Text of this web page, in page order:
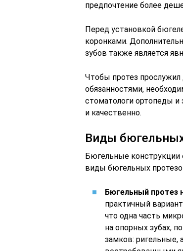
предпочтение более
Перед установкой
коронками.
зубов также является
Чтобы протез прослужил
обязанностями,
стоматологи ортопеды
и качественно.
Виды
Бюгельные
виды бюгельных
Бюгельный протез
практичный
что одна часть
на опорных зубах,
замков: